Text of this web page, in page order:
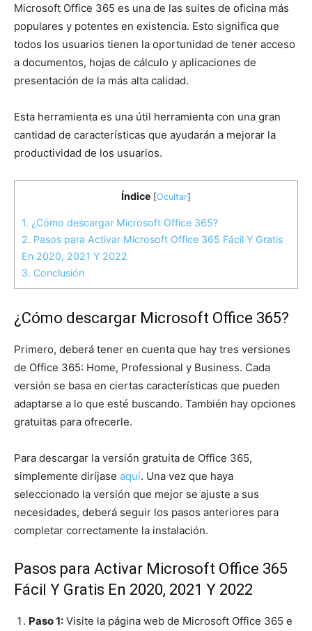
Microsoft Office 365 es una de las suites de oficina más
populares y potentes en existencia. Esto significa que
todos los usuarios tienen la oportunidad de tener acceso
a documentos, hojas de cálculo y aplicaciones de
presentación de la más alta calidad.
Esta herramienta es una útil herramienta con una gran
cantidad de características que ayudarán a mejorar la
productividad de los usuarios.
Índice [Ocultar]
1. ¿Cómo descargar Microsoft Office 365?
2. Pasos para Activar Microsoft Office 365 Fácil Y Gratis
En 2020, 2021 Y 2022
3. Conclusión
¿Cómo descargar Microsoft Office 365?
Primero, deberá tener en cuenta que hay tres versiones
de Office 365: Home, Professional y Business. Cada
versión se basa en ciertas características que pueden
adaptarse a lo que esté buscando. También hay opciones
gratuitas para ofrecerle.
Para descargar la versión gratuita de Office 365,
simplemente diríjase aquí. Una vez que haya
seleccionado la versión que mejor se ajuste a sus
necesidades, deberá seguir los pasos anteriores para
completar correctamente la instalación.
Pasos para Activar Microsoft Office 365
Fácil Y Gratis En 2020, 2021 Y 2022
Paso 1: Visite la página web de Microsoft Office 365 e